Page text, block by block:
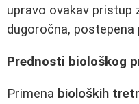
upravo ovakav pristup
dugoročna, postepena
Prednosti biološkog
Primena bioloških